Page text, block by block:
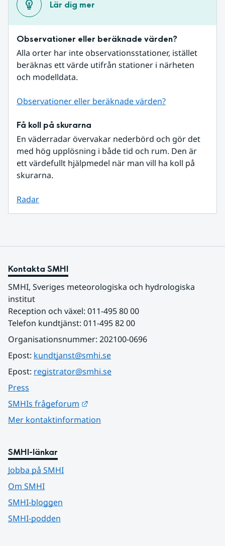
Lär dig mer
Observationer eller beräknade värden?
Alla orter har inte observationsstationer, istället
beräknas ett värde utifrån stationer i närheten
och modelldata.
Observationer eller beräknade värden?
Få koll på skurarna
En väderradar övervakar nederbörd och gör det
med hög upplösning i både tid och rum. Den är
ett värdefullt hjälpmedel när man vill ha koll på
skurarna.
Radar
Kontakta SMHI
SMHI, Sveriges meteorologiska och hydrologiska
institut
Reception och växel: 011-495 80 00
Telefon kundtjänst: 011-495 82 00
Organisationsnummer: 202100-0696
Epost: kundtjanst@smhi.se
Epost: registrator@smhi.se
Press
SMHIs frågeforum
Mer kontaktinformation
SMHI-länkar
Jobba på SMHI
Om SMHI
SMHI-bloggen
SMHI-podden